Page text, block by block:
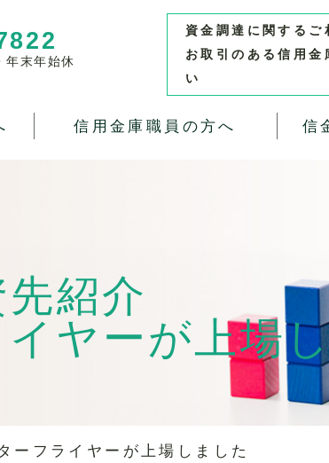
末年始休
資金調達に関するご
お取引のある信用金
い
信用金庫職員の方へ 信
紹介
ヤーが上場
ーフライヤーが上場しました